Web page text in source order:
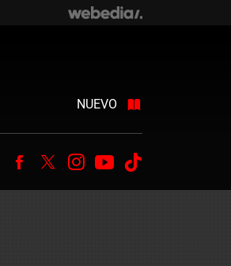
NUEVO
Facebook
TwitterInstagram
Youtube